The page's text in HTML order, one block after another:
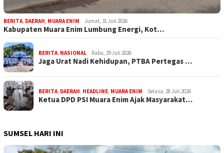
BERITA, DAERAH, MUARA ENIM Jumat, 31 Juli 2026
Kabupaten Muara Enim Lumbung Energi, Kot…
BERITA, NASIONAL Rabu, 29 Juli 2026
Jaga Urat Nadi Kehidupan, PTBA Pertegas …
BERITA, DAERAH, HEADLINE, MUARA ENIM Selasa, 28 Juli 2026
Ketua DPD PSI Muara Enim Ajak Masyarakat…
SUMSEL HARI INI